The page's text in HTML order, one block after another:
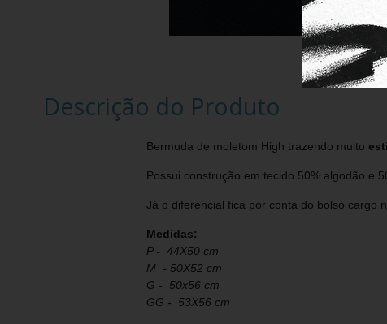
Descrição do Produto
Bermuda de moletom High trazendo muito
Possui construção em tecido 50% algodão e
Já o diferencial fica por conta do bolso cargo
Medidas:
P - 44X50 cm
M - 50X52 cm
G - 50x56 cm
GG - 53X56 cm